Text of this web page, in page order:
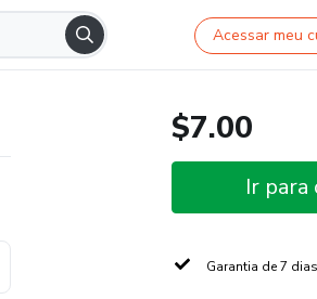
Acessar meu
$7.00
Ir para
Garantia de 7 dias